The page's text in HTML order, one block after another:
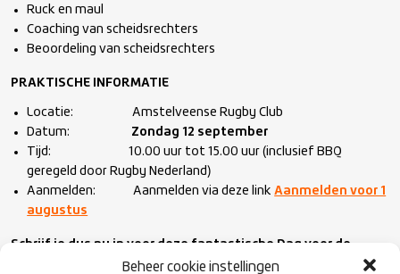
Beheer cookie instellingen
Ruck en maul
Coaching van scheidsrechters
Beoordeling van scheidsrechters
PRAKTISCHE INFORMATIE
Locatie: Amstelveense Rugby Club
Datum: Zondag 12 september
Tijd: 10.00 uur tot 15.00 uur (inclusief BBQ
geregeld door Rugby Nederland)
Aanmelden: Aanmelden via deze linkAanmelden voor 1
augustus
Schrijf je dus nu in voor deze fantastische Dag voor de
Scheidsrechter en zet het in je agenda!